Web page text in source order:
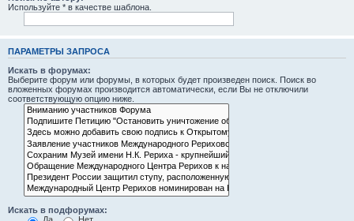
Используйте * в качестве шаблона.
ПАРАМЕТРЫ ЗАПРОСА
Искать в форумах:
Выберите форум или форумы, в которых будет произведен поиск. Поиск во
вложенных форумах производится автоматически, если Вы не отключили
соответствующую опцию ниже.
Искать в подфорумах: